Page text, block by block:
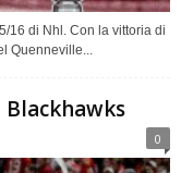
16 di Nhl. Con la vittoria di
Quenneville...
0